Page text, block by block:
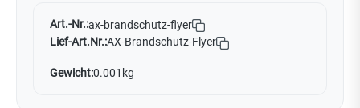
Art.-Nr.:ax-brandschutz-flyer
Lief-Art.Nr.:AX-Brandschutz-Flyer
Gewicht:0.001kg